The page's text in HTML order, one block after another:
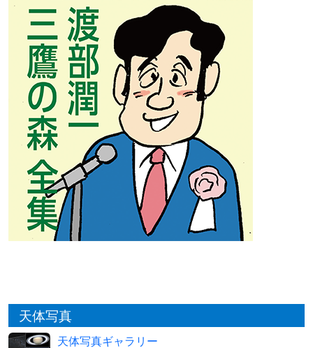
天体写真
天体写真ギャラリー